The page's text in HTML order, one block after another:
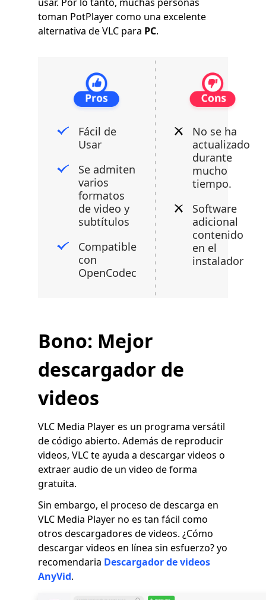
toman PotPlayer como una excelente
alternativa de VLC para PC.
Fácil de
Usar
Se admiten
varios
formatos
de video y
subtítulos
Compatible
con
OpenCodec
No se ha
actualizado
durante
mucho
tiempo.
Software
adicional
contenido
en el
instalador
Bono: Mejor
descargador de
videos
VLC Media Player es un programa versátil
de código abierto. Además de reproducir
videos, VLC te ayuda a descargar videos o
extraer audio de un video de forma
gratuita.
Sin embargo, el proceso de descarga en
VLC Media Player no es tan fácil como
otros descargadores de videos. ¿Cómo
descargar videos en línea sin esfuerzo? yo
recomendaria Descargador de videos
AnyVid.